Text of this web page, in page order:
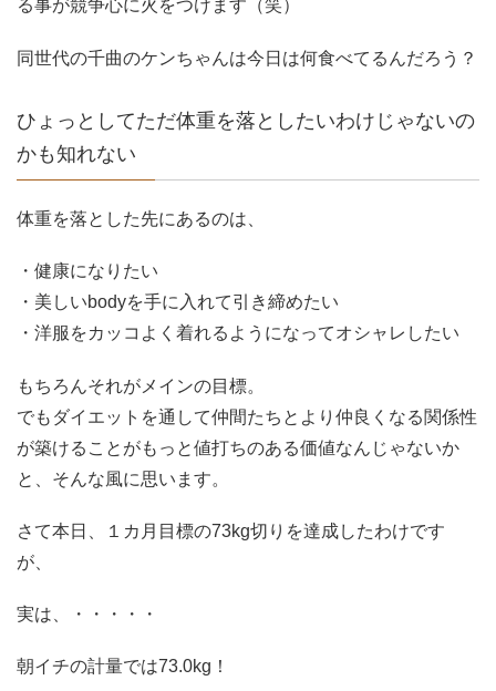
る事が競争心に火をつけます（笑）
同世代の千曲のケンちゃんは今日は何食べてるんだろう？
ひょっとしてただ体重を落としたいわけじゃないの
かも知れない
体重を落とした先にあるのは、
・健康になりたい
・美しいbodyを手に入れて引き締めたい
・洋服をカッコよく着れるようになってオシャレしたい
もちろんそれがメインの目標。
でもダイエットを通して仲間たちとより仲良くなる関係性
が築けることがもっと値打ちのある価値なんじゃないか
と、そんな風に思います。
さて本日、１カ月目標の73kg切りを達成したわけです
が、
実は、・・・・・
朝イチの計量では73.0kg！